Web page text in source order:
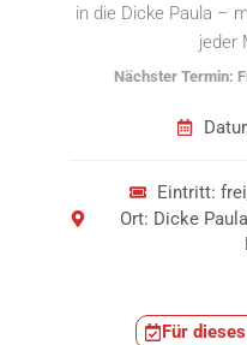
in die Dicke Paula –
jeder
Nächster Termin:
Eintritt:
Ort: Dicke
Für